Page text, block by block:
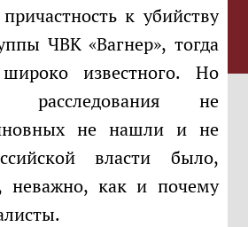
к убийству
ЧВК «Вагнер», тогда
известного. Но
расследования не
не нашли и не
власти было,
неважно, как и почему